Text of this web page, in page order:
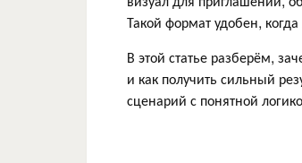
Такой формат удобен,
В этой статье разберём,
и как получить сильный
сценарий с понятной